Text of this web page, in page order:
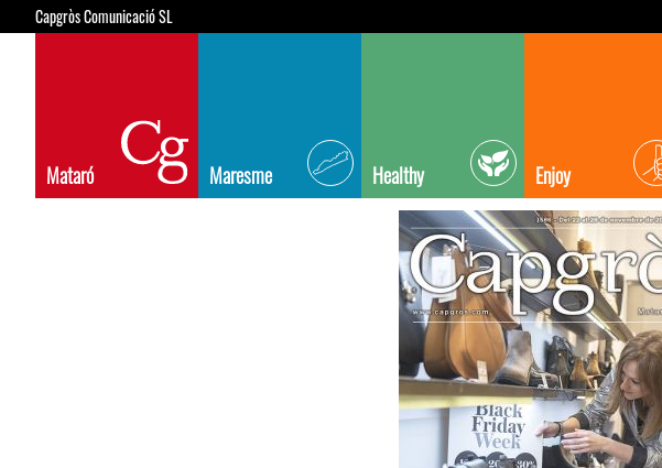
Capgròs Comunicació SL
Mataró Maresme Healthy Enjoy